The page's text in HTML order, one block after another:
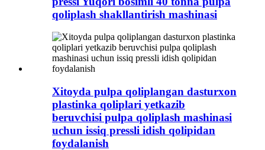
qoliplash shakllantirish mashinasi
Xitoyda pulpa qoliplangan dasturxon
plastinka qoliplari yetkazib
beruvchisi pulpa qoliplash mashinasi
uchun issiq pressli idish qolipidan
foydalanish